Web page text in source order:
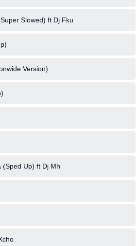
Slowed) ft Dj Fku
Version)
(Sped Up) ft Dj Mh